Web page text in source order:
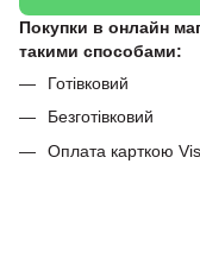
Покупки в онлайн
такими способами:
Готівковий
Безготівковий
Оплата карткою